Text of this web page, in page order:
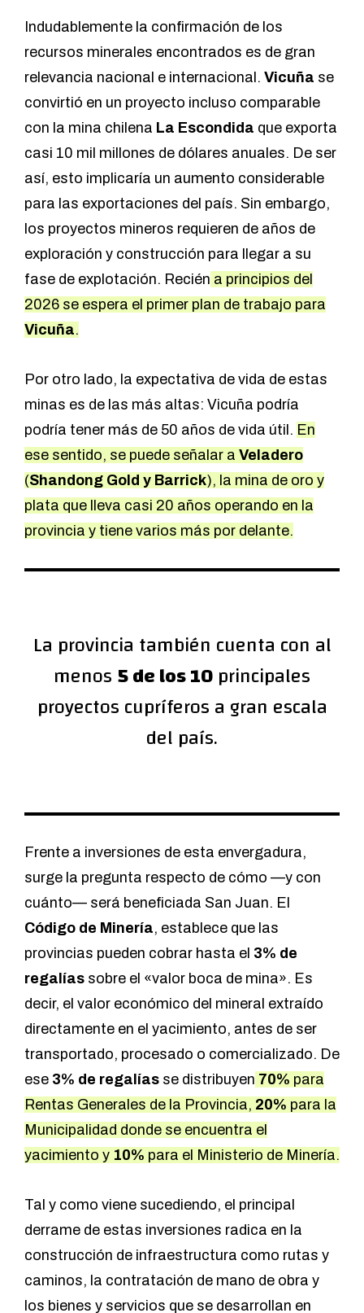
Indudablemente la confirmación de los
recursos minerales encontrados es de gran
relevancia nacional e internacional. Vicuña se
convirtió en un proyecto incluso comparable
con la mina chilena La Escondida que exporta
casi 10 mil millones de dólares anuales. De ser
así, esto implicaría un aumento considerable
para las exportaciones del país. Sin embargo,
los proyectos mineros requieren de años de
exploración y construcción para llegar a su
fase de explotación. Recién a principios del
2026 se espera el primer plan de trabajo para
Vicuña.
Por otro lado, la expectativa de vida de estas
minas es de las más altas: Vicuña podría
podría tener más de 50 años de vida útil. En
ese sentido, se puede señalar a Veladero
(Shandong Gold y Barrick), la mina de oro y
plata que lleva casi 20 años operando en la
provincia y tiene varios más por delante.
La provincia también cuenta con al
menos5 de los 10principales
proyectos cupríferos a gran escala
del país.
Frente a inversiones de esta envergadura,
surge la pregunta respecto de cómo —y con
cuánto— será beneficiada San Juan. El
Código de Minería, establece que las
provincias pueden cobrar hasta el 3% de
regalías sobre el «valor boca de mina». Es
decir, el valor económico del mineral extraído
directamente en el yacimiento, antes de ser
transportado, procesado o comercializado. De
ese 3% de regalías se distribuyen 70% para
Rentas Generales de la Provincia, 20% para la
Municipalidad donde se encuentra el
yacimiento y 10% para el Ministerio de Minería.
Tal y como viene sucediendo, el principal
derrame de estas inversiones radica en la
construcción de infraestructura como rutas y
caminos, la contratación de mano de obra y
los bienes y servicios que se desarrollan en